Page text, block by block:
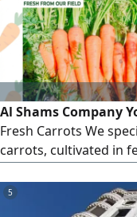
Al Shams Company
Fresh Carrots We
carrots, cultivated in
receive only the
shelf life and
5